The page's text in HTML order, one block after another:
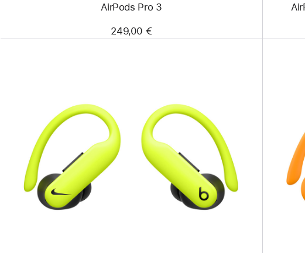
AirPods Pro 3
249,00 €
Zurück
Bild
Powerbeats